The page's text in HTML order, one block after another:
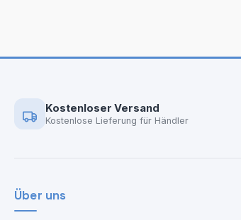
Kostenloser Versand
Kostenlose Lieferung für Händler
Über uns